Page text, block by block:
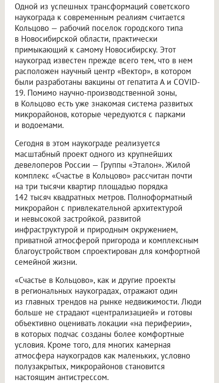
Одной из успешных трансформаций советского
наукограда к современным реалиям считается
Кольцово — рабочий поселок городского типа
в Новосибирской области, практически
примыкающий к самому Новосибирску. Этот
наукоград известен прежде всего тем, что в нем
расположен научный центр «Вектор», в котором
были разработаны вакцины от гепатита А и COVID-
19. Помимо научно-производственной зоны,
в Кольцово есть уже знакомая система развитых
микрорайонов, которые чередуются с парками
и водоемами.
Сегодня в этом наукограде реализуется
масштабный проект одного из крупнейших
девелоперов России — Группы «Эталон». Жилой
комплекс «Счастье в Кольцово» рассчитан почти
на три тысячи квартир площадью порядка
142 тысяч квадратных метров. Полноформатный
микрорайон с привлекательной архитектурой
и невысокой застройкой, развитой
инфраструктурой и природным окружением,
приватной атмосферой пригорода и комплексным
благоустройством спроектирован для комфортной
семейной жизни.
«Счастье в Кольцово», как и другие проекты
в региональных наукоградах, отражают один
из главных трендов на рынке недвижимости. Люди
больше не страдают «централизацией» и готовы
объективно оценивать локации «на периферии»,
в которых подчас созданы более комфортные
условия. Кроме того, для многих камерная
атмосфера наукоградов как маленьких, условно
полузакрытых, микрорайонов становится
настоящим антистрессом.